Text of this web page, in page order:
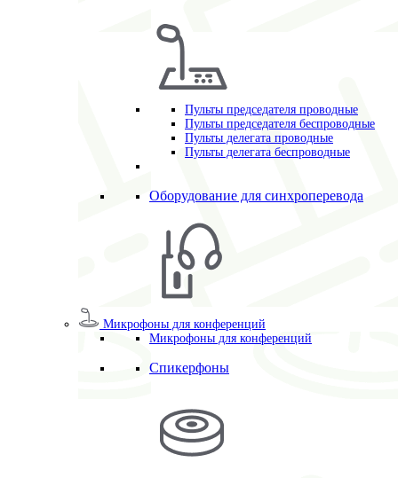
Пульты председателя проводные
Пульты председателя беспроводные
Пульты делегата проводные
Пульты делегата беспроводные
Оборудование для синхроперевода
Микрофоны для конференций
Микрофоны для конференций
Спикерфоны